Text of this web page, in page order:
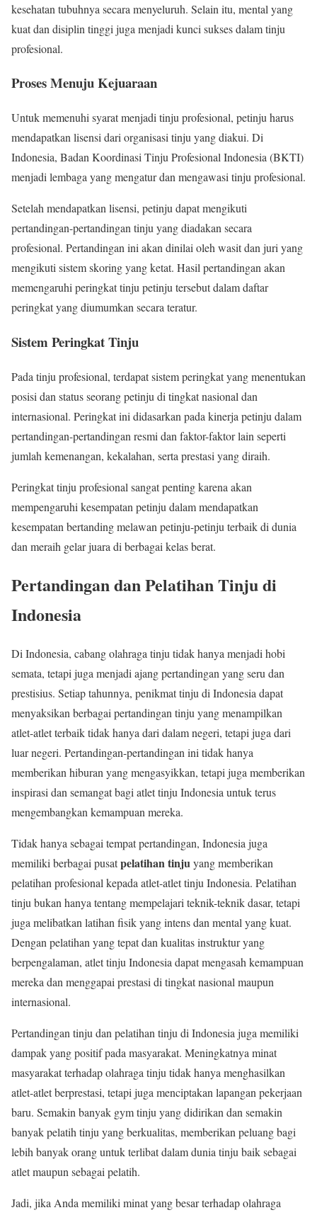
kesehatan tubuhnya secara menyeluruh. Selain itu, mental yang
kuat dan disiplin tinggi juga menjadi kunci sukses dalam tinju
profesional.
Proses Menuju Kejuaraan
Untuk memenuhi syarat menjadi tinju profesional, petinju harus
mendapatkan lisensi dari organisasi tinju yang diakui. Di
Indonesia, Badan Koordinasi Tinju Profesional Indonesia (BKTI)
menjadi lembaga yang mengatur dan mengawasi tinju profesional.
Setelah mendapatkan lisensi, petinju dapat mengikuti
pertandingan-pertandingan tinju yang diadakan secara
profesional. Pertandingan ini akan dinilai oleh wasit dan juri yang
mengikuti sistem skoring yang ketat. Hasil pertandingan akan
memengaruhi peringkat tinju petinju tersebut dalam daftar
peringkat yang diumumkan secara teratur.
Sistem Peringkat Tinju
Pada tinju profesional, terdapat sistem peringkat yang menentukan
posisi dan status seorang petinju di tingkat nasional dan
internasional. Peringkat ini didasarkan pada kinerja petinju dalam
pertandingan-pertandingan resmi dan faktor-faktor lain seperti
jumlah kemenangan, kekalahan, serta prestasi yang diraih.
Peringkat tinju profesional sangat penting karena akan
mempengaruhi kesempatan petinju dalam mendapatkan
kesempatan bertanding melawan petinju-petinju terbaik di dunia
dan meraih gelar juara di berbagai kelas berat.
Pertandingan dan Pelatihan Tinju di
Indonesia
Di Indonesia, cabang olahraga tinju tidak hanya menjadi hobi
semata, tetapi juga menjadi ajang pertandingan yang seru dan
prestisius. Setiap tahunnya, penikmat tinju di Indonesia dapat
menyaksikan berbagai pertandingan tinju yang menampilkan
atlet-atlet terbaik tidak hanya dari dalam negeri, tetapi juga dari
luar negeri. Pertandingan-pertandingan ini tidak hanya
memberikan hiburan yang mengasyikkan, tetapi juga memberikan
inspirasi dan semangat bagi atlet tinju Indonesia untuk terus
mengembangkan kemampuan mereka.
Tidak hanya sebagai tempat pertandingan, Indonesia juga
memiliki berbagai pusatpelatihan tinjuyang memberikan
pelatihan profesional kepada atlet-atlet tinju Indonesia. Pelatihan
tinju bukan hanya tentang mempelajari teknik-teknik dasar, tetapi
juga melibatkan latihan fisik yang intens dan mental yang kuat.
Dengan pelatihan yang tepat dan kualitas instruktur yang
berpengalaman, atlet tinju Indonesia dapat mengasah kemampuan
mereka dan menggapai prestasi di tingkat nasional maupun
internasional.
Pertandingan tinju dan pelatihan tinju di Indonesia juga memiliki
dampak yang positif pada masyarakat. Meningkatnya minat
masyarakat terhadap olahraga tinju tidak hanya menghasilkan
atlet-atlet berprestasi, tetapi juga menciptakan lapangan pekerjaan
baru. Semakin banyak gym tinju yang didirikan dan semakin
banyak pelatih tinju yang berkualitas, memberikan peluang bagi
lebih banyak orang untuk terlibat dalam dunia tinju baik sebagai
atlet maupun sebagai pelatih.
Jadi, jika Anda memiliki minat yang besar terhadap olahraga